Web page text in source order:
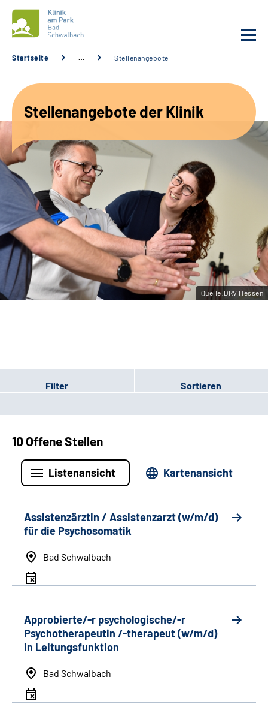
Unsere Angebote
Service
Karriere
Sozialdienste & Zuweisende
Suche
Leichte Sprache
Startseite … Stellenangebote
Stellenangebote der Klinik
Quelle:DRV Hessen
Filter Sortieren
10 Offene Stellen
Listenansicht Kartenansicht
Assistenzärztin / Assistenzarzt (w/m/d)
für die Psychosomatik
Bad Schwalbach
Approbierte/-r psychologische/-r
Psychotherapeutin /-therapeut (w/m/d)
in Leitungsfunktion
Bad Schwalbach